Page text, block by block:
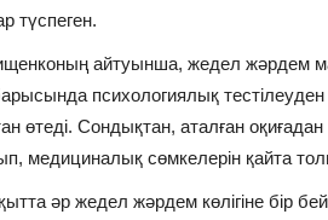
түспеген.
айтуынша, жедел жәрдем
психологиялық
өтеді. Сондықтан, аталған
медициналық сөмкелерін қайта
әр жедел жәрдем көлігіне бір